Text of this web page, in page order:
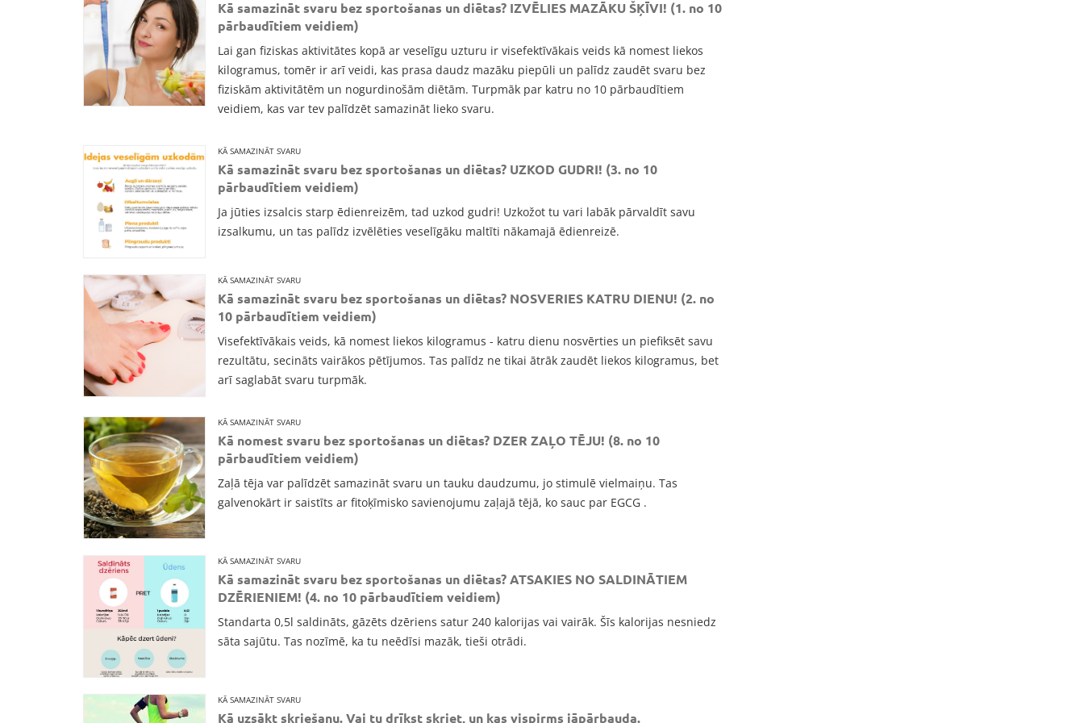
Kā samazināt svaru bez sportošanas un diētas? IZVĒLIES MAZĀKU ŠĶĪVI! (1. no 10
pārbaudītiem veidiem)
Lai gan fiziskas aktivitātes kopā ar veselīgu uzturu ir visefektīvākais veids kā nomest liekos
kilogramus, tomēr ir arī veidi, kas prasa daudz mazāku piepūli un palīdz zaudēt svaru bez
fiziskām aktivitātēm un nogurdinošām diētām. Turpmāk par katru no 10 pārbaudītiem
veidiem, kas var tev palīdzēt samazināt lieko svaru.
KĀ SAMAZINĀT SVARU
Kā samazināt svaru bez sportošanas un diētas? UZKOD GUDRI! (3. no 10
pārbaudītiem veidiem)
Ja jūties izsalcis starp ēdienreizēm, tad uzkod gudri! Uzkožot tu vari labāk pārvaldīt savu
izsalkumu, un tas palīdz izvēlēties veselīgāku maltīti nākamajā ēdienreizē.
KĀ SAMAZINĀT SVARU
Kā samazināt svaru bez sportošanas un diētas? NOSVERIES KATRU DIENU! (2. no
10 pārbaudītiem veidiem)
Visefektīvākais veids, kā nomest liekos kilogramus - katru dienu nosvērties un piefiksēt savu
rezultātu, secināts vairākos pētījumos. Tas palīdz ne tikai ātrāk zaudēt liekos kilogramus, bet
arī saglabāt svaru turpmāk.
KĀ SAMAZINĀT SVARU
Kā nomest svaru bez sportošanas un diētas? DZER ZAĻO TĒJU! (8. no 10
pārbaudītiem veidiem)
Zaļā tēja var palīdzēt samazināt svaru un tauku daudzumu, jo stimulē vielmaiņu. Tas
galvenokārt ir saistīts ar fitoķīmisko savienojumu zaļajā tējā, ko sauc par EGCG .
KĀ SAMAZINĀT SVARU
Kā samazināt svaru bez sportošanas un diētas? ATSAKIES NO SALDINĀTIEM
DZĒRIENIEM! (4. no 10 pārbaudītiem veidiem)
Standarta 0,5l saldināts, gāzēts dzēriens satur 240 kalorijas vai vairāk. Šīs kalorijas nesniedz
sāta sajūtu. Tas nozīmē, ka tu neēdīsi mazāk, tieši otrādi.
KĀ SAMAZINĀT SVARU
Kā uzsākt skriešanu. Vai tu drīkst skriet, un kas vispirms jāpārbauda.